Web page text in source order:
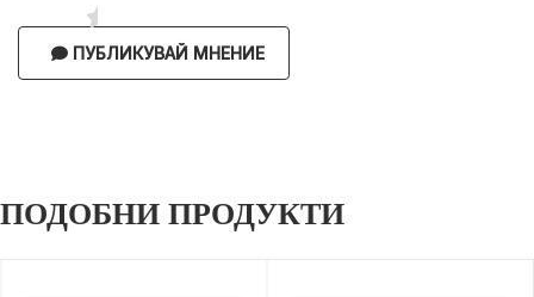
ПУБЛИКУВАЙ МНЕНИЕ
ПОДОБНИ ПРОДУКТИ